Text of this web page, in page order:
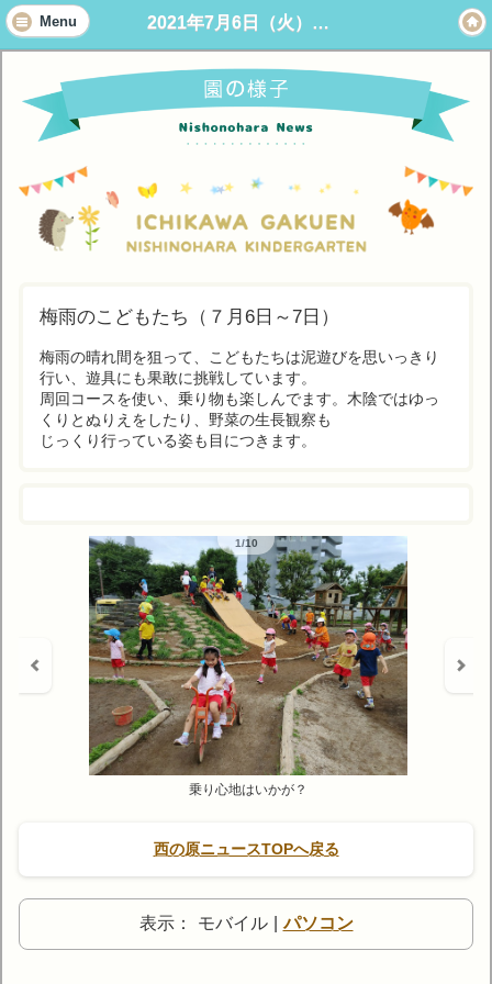
Menu 2021年7月6日（火）～7日(水) 自由遊び
梅雨のこどもたち（７月6日～7日）
梅雨の晴れ間を狙って、こどもたちは泥遊びを思いっきり
行い、遊具にも果敢に挑戦しています。
周回コースを使い、乗り物も楽しんでます。木陰ではゆっ
くりとぬりえをしたり、野菜の生長観察も
じっくり行っている姿も目につきます。
1/10
乗り心地はいかが？
西の原ニュースTOPへ戻る
表示： モバイル パソコン